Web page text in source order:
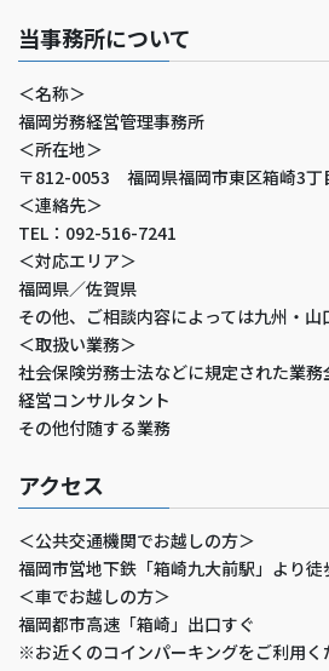
当事務所について
＜名称＞
福岡労務経営管理事務所
＜所在地＞
〒812-0053 福岡県福岡市東区箱崎3丁
＜連絡先＞
TEL：092-516-7241
＜対応エリア＞
福岡県／佐賀県
その他、ご相談内容によっては九州・
＜取扱い業務＞
社会保険労務士法などに規定された業務
経営コンサルタント
その他付随する業務
アクセス
＜公共交通機関でお越しの方＞
福岡市営地下鉄「箱崎九大前駅」より徒
＜車でお越しの方＞
福岡都市高速「箱崎」出口すぐ
※お近くのコインパーキングをご利用く